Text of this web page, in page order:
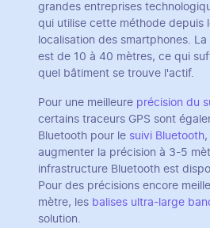
grandes entreprises
qui utilise cette méthode depuis
localisation des smartphones.
est de 10 à 40 mètres, ce qui
quel bâtiment se trouve l'actif.
Pour une meilleure précision du
certains traceurs GPS sont
Bluetooth pour le suivi Bluetooth
augmenter la précision à 3-5
infrastructure Bluetooth est
Pour des précisions encore
mètre, les balises ultra-large
solution.